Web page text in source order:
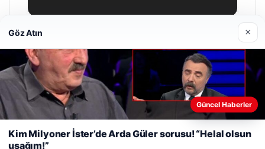
Nisan 28, 2026
Web sitemizi nasıl kullandığınızı daha iyi anlayabilmek,
deneyiminizi kişiselleştirmek ve geliştirmek amacıyla çerezler
kullanıyoruz.
Çerez Politikamız
Reddet
Göz Atın ×
Güncel Haberler
Kim Milyoner İster’de Arda Güler sorusu! “Helal olsun
uşağım!”